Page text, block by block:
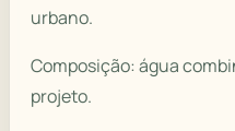
urbano.
Composição: água
projeto.